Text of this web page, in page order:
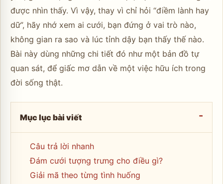
được nhìn thấy. Vì vậy, thay vì chỉ hỏi “điềm lành hay
dữ”, hãy nhớ xem ai cưới, bạn đứng ở vai trò nào,
không gian ra sao và lúc tỉnh dậy bạn thấy thế nào.
Bài này dùng những chi tiết đó như một bản đồ tự
quan sát, để giấc mơ dẫn về một việc hữu ích trong
đời sống thật.
Mục lục bài viết
Câu trả lời nhanh
Đám cưới tượng trưng cho điều gì?
Giải mã theo từng tình huống